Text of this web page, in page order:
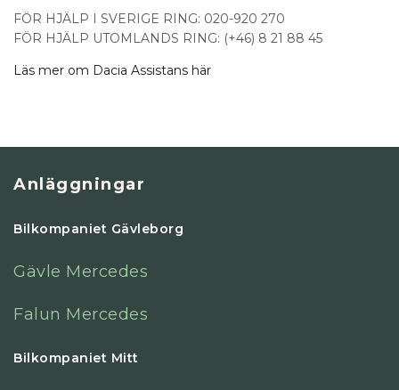
FÖR HJÄLP I SVERIGE RING: 020-920 270
FÖR HJÄLP UTOMLANDS RING: (+46) 8 21 88 45
Läs mer om Dacia Assistans här
Anläggningar
Bilkompaniet Gävleborg
Gävle Mercedes
Falun Mercedes
Bilkompaniet Mitt